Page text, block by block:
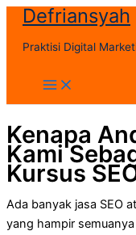
Skip
content
Defriansyah
Praktisi Digital
Main
Menu
Kenapa
Kami
Kursus
Ada banyak jasa SEO
yang hampir